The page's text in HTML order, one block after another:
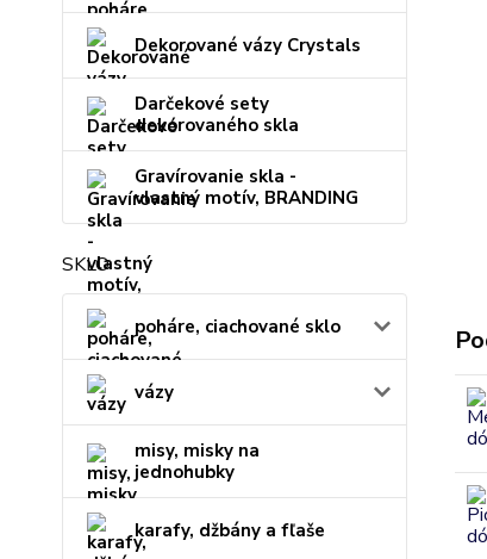
Dekorované vázy Crystals
Darčekové sety
dekorovaného skla
Gravírovanie skla -
vlastný motív, BRANDING
SKLO
poháre, ciachované sklo
vázy
misy, misky na
jednohubky
karafy, džbány a fľaše